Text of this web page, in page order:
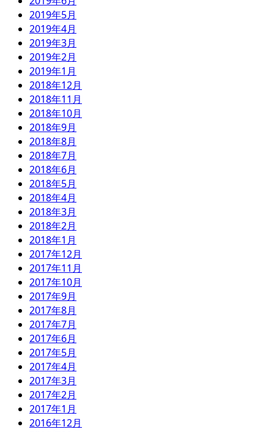
2019年5月
2019年4月
2019年3月
2019年2月
2019年1月
2018年12月
2018年11月
2018年10月
2018年9月
2018年8月
2018年7月
2018年6月
2018年5月
2018年4月
2018年3月
2018年2月
2018年1月
2017年12月
2017年11月
2017年10月
2017年9月
2017年8月
2017年7月
2017年6月
2017年5月
2017年4月
2017年3月
2017年2月
2017年1月
2016年12月